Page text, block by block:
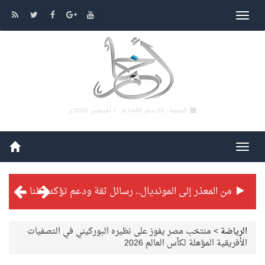
الجمعة , 23 صفر 1448 هـ , 7 أغسطس 2026 م
من المعذر إلى المونديال.. رسائل ثقة ودعم تؤكد: كلنا مع الأخضر
الرياضة>منتخب مصر يفوز على نظيره البوركيني في التصفيات
الأفريقية المؤهلة لكأس العالم 2026